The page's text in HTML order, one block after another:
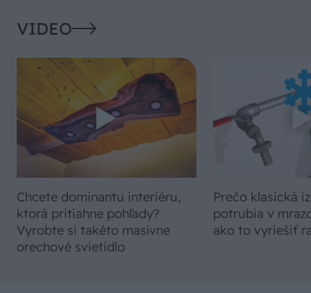
VIDEO
Chcete dominantu interiéru,
ktorá pritiahne pohľady?
Vyrobte si takéto masívne
orechové svietidlo
Prečo klasická
potrubia v
ako to vyriešiť